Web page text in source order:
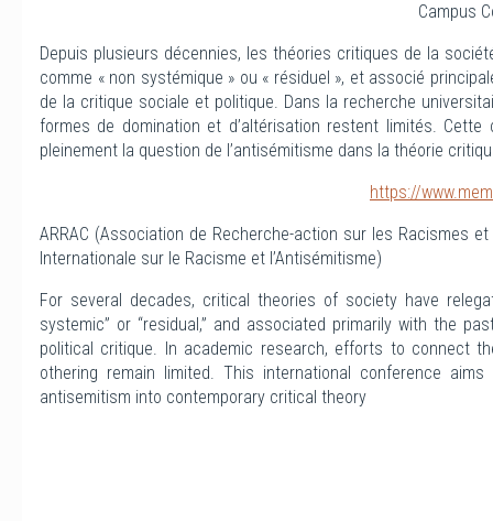
Campus
Depuis plusieurs décennies, les théories critiques de la
comme « non systémique » ou « résiduel », et associé
de la critique sociale et politique. Dans la recherche
formes de domination et d’altérisation restent limités.
pleinement la question de l’antisémitisme dans la théorie
https://
ARRAC (Association de Recherche-action sur les Racismes
Internationale sur le Racisme et l’Antisémitisme)
For several decades, critical theories of society have
systemic” or “residual,” and associated primarily with the
political critique. In academic research, efforts to connect
othering remain limited. This international conference
antisemitism into contemporary critical theory